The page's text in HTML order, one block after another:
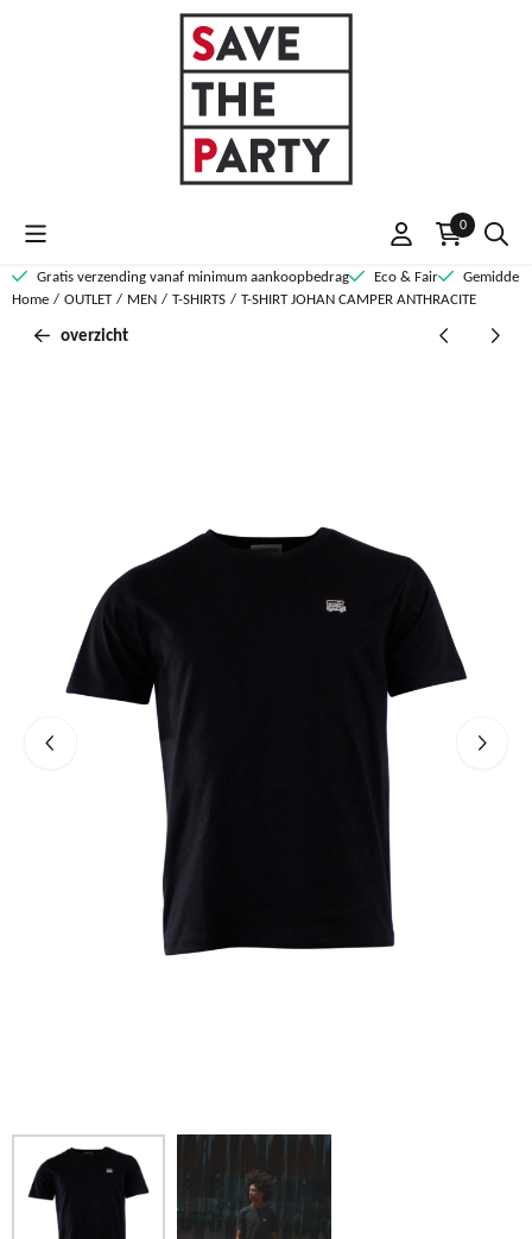
Cookievoorkeuren zijn momenteel gesloten.
0
Gratis verzending vanaf minimum aankoopbedrag Eco & Fair
Home / OUTLET / MEN / T-SHIRTS / T-SHIRT JOHAN CAMPER ANTHRACITE
overzicht